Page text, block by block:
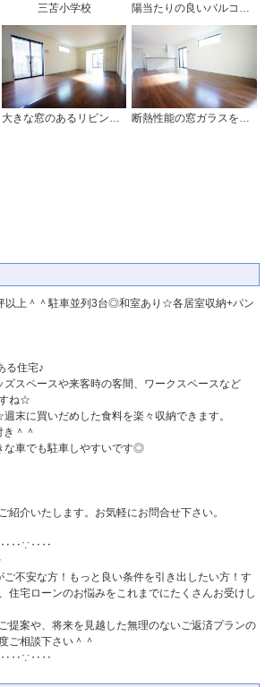
三苫小学校
大きな窓のあるリビングは、陽光あふれる明るい空間です。居心地良く、ご家族皆がゆったり寛げる憩いの空間となりそうです。 断熱性能の窓ガラスを採用。省エネ、光熱費カットにも貢献します。夏は涼しく、冬は暖かく快適に過ごせますよ＾＾
以上＾＾駐車並列3台◎和室あり☆各居室収納+パン
る住宅♪
スペースや来客時の客間、ワークスペースなど
ね☆
末に買いだめした食料を楽々収納できます。
＾＾
な車でも駐車しやすいです◎
紹介いたします。お気軽にお問合せ下さい。
不安な方！もっと良い条件を引き出したい方！す
住宅ローンのお悩みをこれまでにたくさんお受けし
提案や、将来を見越した無理のないご返済プランの
ご相談下さい＾＾